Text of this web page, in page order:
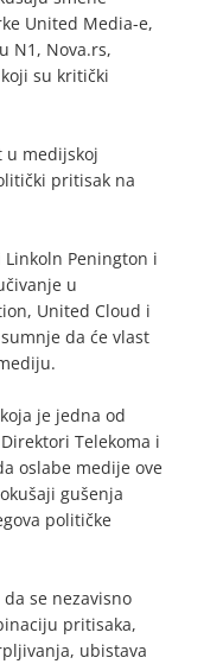
United Media-e,
N1, Nova.rs,
su kritički
u medijskoj
pritisak na
Penington i
u
United Cloud i
da će vlast
je jedna od
Telekoma i
oslabe medije ove
gušenja
političke
se nezavisno
pritisaka,
ubistava